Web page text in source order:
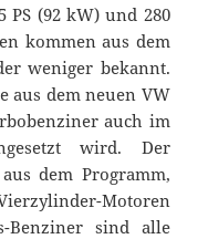
PS (92 kW) und 280
kommen aus dem
weniger bekannt.
aus dem neuen VW
auch im
wird. Der
dem Programm,
Motoren
Benziner sind alle